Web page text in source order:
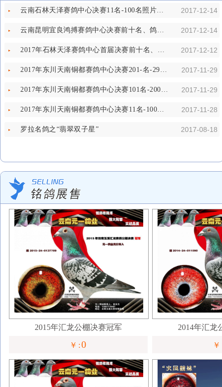
云南石林天泽赛鸽中心决赛11名-100名照片欣赏 2017-12-14
云南昆明宜良鸿搏赛鸽中心决赛前十名、鸽王前十名照片欣赏 2017-12-14
2017年石林天泽赛鸽中心首届决赛前十名、鸽王前十名照片欣赏 2017-12-12
2017年东川天南铜都赛鸽中心决赛201-名-292名照片 2017-11-29
2017年东川天南铜都赛鸽中心决赛101名-200名照片 2017-11-29
2017年东川天南铜都赛鸽中心决赛11名-100名照片 2017-11-28
罗拉名鸽之“翡翠双子星” 2017-08-18
2015年汇龙公棚决赛冠军
￥:0
2014年汇龙